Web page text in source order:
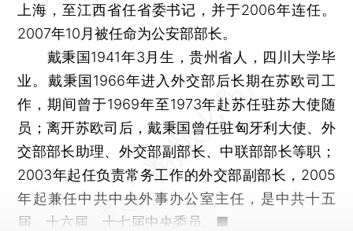
上海，至江西省任省委书记，并于2006年连任。
2007年10月被任命为公安部部长。
戴秉国1941年3月生，贵州省人，四川大学毕
业。戴秉国1966年进入外交部后长期在苏欧司工
作，期间曾于1969年至1973年赴苏任驻苏大使随
员；离开苏欧司后，戴秉国曾任驻匈牙利大使、外
交部部长助理、外交部副部长、中联部部长等职；
2003年起任负责常务工作的外交部副部长，2005
年起兼任中共中央外事办公室主任，是中共十五
届、十六届、十七届中央委员。■